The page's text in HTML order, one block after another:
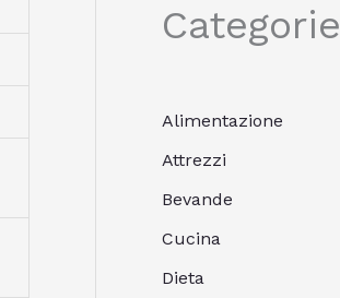
Categorie
Alimentazione
Attrezzi
Bevande
Cucina
Dieta